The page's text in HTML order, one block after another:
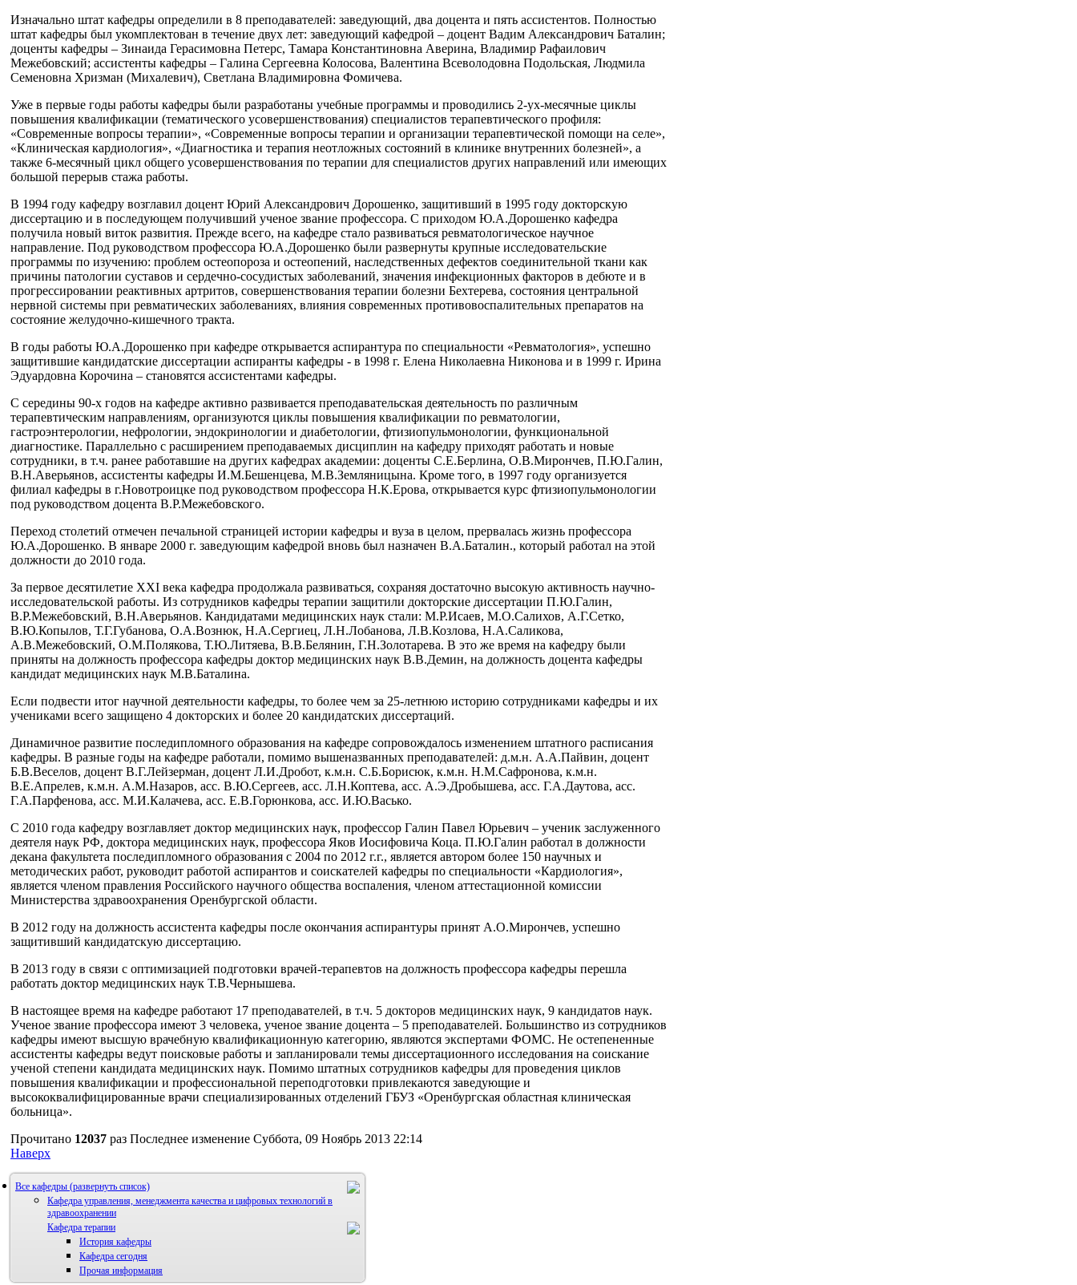
Изначально штат кафедры определили в 8 преподавателей: заведующий, два доцента и пять ассистентов. Полностью
штат кафедры был укомплектован в течение двух лет: заведующий кафедрой – доцент Вадим Александрович Баталин;
доценты кафедры – Зинаида Герасимовна Петерс, Тамара Константиновна Аверина, Владимир Рафаилович
Межебовский; ассистенты кафедры – Галина Сергеевна Колосова, Валентина Всеволодовна Подольская, Людмила
Семеновна Хризман (Михалевич), Светлана Владимировна Фомичева.
Уже в первые годы работы кафедры были разработаны учебные программы и проводились 2-ух-месячные циклы
повышения квалификации (тематического усовершенствования) специалистов терапевтического профиля:
«Современные вопросы терапии», «Современные вопросы терапии и организации терапевтической помощи на селе»,
«Клиническая кардиология», «Диагностика и терапия неотложных состояний в клинике внутренних болезней», а
также 6-месячный цикл общего усовершенствования по терапии для специалистов других направлений или имеющих
большой перерыв стажа работы.
В 1994 году кафедру возглавил доцент Юрий Александрович Дорошенко, защитивший в 1995 году докторскую
диссертацию и в последующем получивший ученое звание профессора. С приходом Ю.А.Дорошенко кафедра
получила новый виток развития. Прежде всего, на кафедре стало развиваться ревматологическое научное
направление. Под руководством профессора Ю.А.Дорошенко были развернуты крупные исследовательские
программы по изучению: проблем остеопороза и остеопений, наследственных дефектов соединительной ткани как
причины патологии суставов и сердечно-сосудистых заболеваний, значения инфекционных факторов в дебюте и в
прогрессировании реактивных артритов, совершенствования терапии болезни Бехтерева, состояния центральной
нервной системы при ревматических заболеваниях, влияния современных противовоспалительных препаратов на
состояние желудочно-кишечного тракта.
В годы работы Ю.А.Дорошенко при кафедре открывается аспирантура по специальности «Ревматология», успешно
защитившие кандидатские диссертации аспиранты кафедры - в 1998 г. Елена Николаевна Никонова и в 1999 г. Ирина
Эдуардовна Корочина – становятся ассистентами кафедры.
С середины 90-х годов на кафедре активно развивается преподавательская деятельность по различным
терапевтическим направлениям, организуются циклы повышения квалификации по ревматологии,
гастроэнтерологии, нефрологии, эндокринологии и диабетологии, фтизиопульмонологии, функциональной
диагностике. Параллельно с расширением преподаваемых дисциплин на кафедру приходят работать и новые
сотрудники, в т.ч. ранее работавшие на других кафедрах академии: доценты С.Е.Берлина, О.В.Мирончев, П.Ю.Галин,
В.Н.Аверьянов, ассистенты кафедры И.М.Бешенцева, М.В.Земляницына. Кроме того, в 1997 году организуется
филиал кафедры в г.Новотроицке под руководством профессора Н.К.Ерова, открывается курс фтизиопульмонологии
под руководством доцента В.Р.Межебовского.
Переход столетий отмечен печальной страницей истории кафедры и вуза в целом, прервалась жизнь профессора
Ю.А.Дорошенко. В январе 2000 г. заведующим кафедрой вновь был назначен В.А.Баталин., который работал на этой
должности до 2010 года.
За первое десятилетие XXI века кафедра продолжала развиваться, сохраняя достаточно высокую активность научно-
исследовательской работы. Из сотрудников кафедры терапии защитили докторские диссертации П.Ю.Галин,
В.Р.Межебовский, В.Н.Аверьянов. Кандидатами медицинских наук стали: М.Р.Исаев, М.О.Салихов, А.Г.Сетко,
В.Ю.Копылов, Т.Г.Губанова, О.А.Вознюк, Н.А.Сергиец, Л.Н.Лобанова, Л.В.Козлова, Н.А.Саликова,
А.В.Межебовский, О.М.Полякова, Т.Ю.Литяева, В.В.Белянин, Г.Н.Золотарева. В это же время на кафедру были
приняты на должность профессора кафедры доктор медицинских наук В.В.Демин, на должность доцента кафедры
кандидат медицинских наук М.В.Баталина.
Если подвести итог научной деятельности кафедры, то более чем за 25-летнюю историю сотрудниками кафедры и их
учениками всего защищено 4 докторских и более 20 кандидатских диссертаций.
Динамичное развитие последипломного образования на кафедре сопровождалось изменением штатного расписания
кафедры. В разные годы на кафедре работали, помимо вышеназванных преподавателей: д.м.н. А.А.Пайвин, доцент
Б.В.Веселов, доцент В.Г.Лейзерман, доцент Л.И.Дробот, к.м.н. С.Б.Борисюк, к.м.н. Н.М.Сафронова, к.м.н.
В.Е.Апрелев, к.м.н. А.М.Назаров, асс. В.Ю.Сергеев, асс. Л.Н.Коптева, асс. А.Э.Дробышева, асс. Г.А.Даутова, асс.
Г.А.Парфенова, асс. М.И.Калачева, асс. Е.В.Горюнкова, асс. И.Ю.Васько.
С 2010 года кафедру возглавляет доктор медицинских наук, профессор Галин Павел Юрьевич – ученик заслуженного
деятеля наук РФ, доктора медицинских наук, профессора Яков Иосифовича Коца. П.Ю.Галин работал в должности
декана факультета последипломного образования с 2004 по 2012 г.г., является автором более 150 научных и
методических работ, руководит работой аспирантов и соискателей кафедры по специальности «Кардиология»,
является членом правления Российского научного общества воспаления, членом аттестационной комиссии
Министерства здравоохранения Оренбургской области.
В 2012 году на должность ассистента кафедры после окончания аспирантуры принят А.О.Мирончев, успешно
защитивший кандидатскую диссертацию.
В 2013 году в связи с оптимизацией подготовки врачей-терапевтов на должность профессора кафедры перешла
работать доктор медицинских наук Т.В.Чернышева.
В настоящее время на кафедре работают 17 преподавателей, в т.ч. 5 докторов медицинских наук, 9 кандидатов наук.
Ученое звание профессора имеют 3 человека, ученое звание доцента – 5 преподавателей. Большинство из сотрудников
кафедры имеют высшую врачебную квалификационную категорию, являются экспертами ФОМС. Не остепененные
ассистенты кафедры ведут поисковые работы и запланировали темы диссертационного исследования на соискание
ученой степени кандидата медицинских наук. Помимо штатных сотрудников кафедры для проведения циклов
повышения квалификации и профессиональной переподготовки привлекаются заведующие и
высококвалифицированные врачи специализированных отделений ГБУЗ «Оренбургская областная клиническая
больница».
Прочитано 12037 раз Последнее изменение Суббота, 09 Ноябрь 2013 22:14
Наверх
Все кафедры
Кафедра управления, менеджмента качества и цифровых технологий в
здравоохранении
Кафедра терапии
История кафедры
Кафедра сегодня
Прочая информация